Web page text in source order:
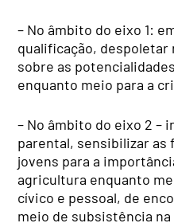
– No âmbito do eixo 1:
qualificação, despoletar
sobre as
enquanto meio para a
– No âmbito do eixo 2 –
parental, sensibilizar as
jovens para a
agricultura enquanto
cívico e pessoal, de
meio de subsistência